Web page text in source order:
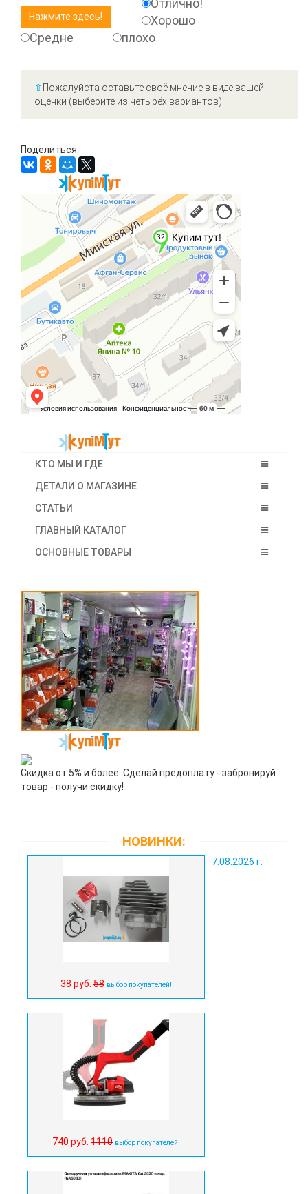
Отлично!
Хорошо
Средне
плохо
⇧ Пожалуйста оставьте своё мнение в виде вашей
оценки (выберите из четырёх вариантов).
Поделиться:
КТО МЫ И ГДЕ
ДЕТАЛИ О МАГАЗИНЕ
СТАТЬИ
ГЛАВНЫЙ КАТАЛОГ
ОСНОВНЫЕ ТОВАРЫ
Скидка от 5% и более. Сделай предоплату - забронируй
товар - получи скидку!
НОВИНКИ:
7.08.2026 г.
38 руб. 58 выбор покупателей!
740 руб. 1110 выбор покупателей!